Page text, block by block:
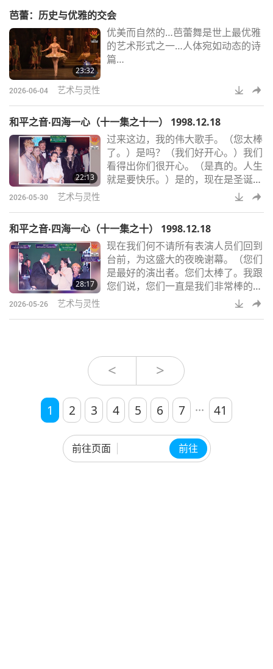
和世界著名艺术家们启发人心的表演
所吸引，更深深地感动于清海无上师
（纯素者）的爱、慈悲与慷慨。作为
其崇高人道主义救援努力的一部分，
清海无上师慈悲捐助十万美元予星光
芭蕾：历史与优雅的交会
23:32
优美而自然的…芭蕾舞是世上最优雅
的艺术形式之一…人体宛如动态的诗
篇…
2026-06-04 艺术与灵性
和平之音‧四海一心（十一集之十一） 1998.12.18
22:13
过来这边，我的伟大歌手。（您太棒
了。）是吗？（我们好开心。）我们
看得出你们很开心。（是真的。人生
就是要快乐。）是的，现在是圣诞
节。（所以，我来这里是为了，为您
你真慷慨。
2026-05-30 艺术与灵性
和平之音‧四海一心（十一集之十） 1998.12.18
28:17
现在我们何不请所有表演人员们回到
台前，为这盛大的夜晚谢幕。（您们
是最好的演出者。您们太棒了。我跟
您们说，您们一直是我们非常棒的观
众。谢谢大家。）都到齐了，比尔•
给予热烈的掌声！（嗨，黛比！）当
然，要不是因为某个人，是不会有今
晚的盛会，让我们欢迎我们的特别来
2026-05-26 艺术与灵性
< >
1 2 3 4 5 6 7 ... 41
前往页面 前往